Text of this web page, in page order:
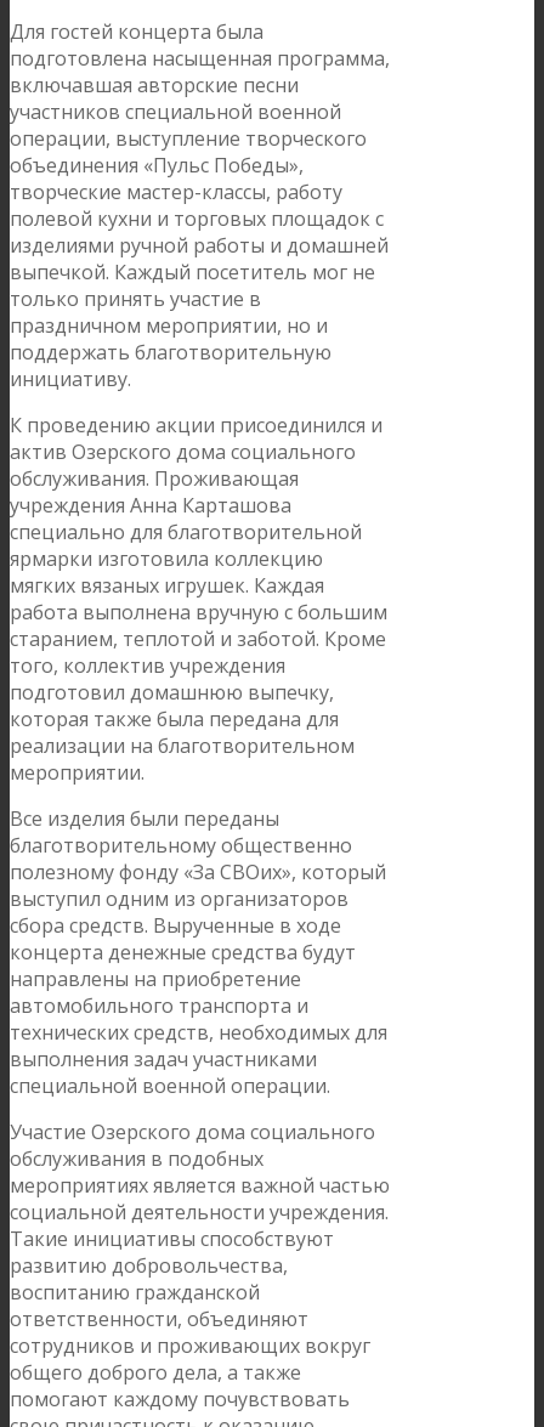
Для гостей концерта была
подготовлена насыщенная программа,
включавшая авторские песни
участников специальной военной
операции, выступление творческого
объединения «Пульс Победы»,
творческие мастер-классы, работу
полевой кухни и торговых площадок с
изделиями ручной работы и домашней
выпечкой. Каждый посетитель мог не
только принять участие в
праздничном мероприятии, но и
поддержать благотворительную
инициативу.
К проведению акции присоединился и
актив Озерского дома социального
обслуживания. Проживающая
учреждения Анна Карташова
специально для благотворительной
ярмарки изготовила коллекцию
мягких вязаных игрушек. Каждая
работа выполнена вручную с большим
старанием, теплотой и заботой. Кроме
того, коллектив учреждения
подготовил домашнюю выпечку,
которая также была передана для
реализации на благотворительном
мероприятии.
Все изделия были переданы
благотворительному общественно
полезному фонду «За СВОих», который
выступил одним из организаторов
сбора средств. Вырученные в ходе
концерта денежные средства будут
направлены на приобретение
автомобильного транспорта и
технических средств, необходимых для
выполнения задач участниками
специальной военной операции.
Участие Озерского дома социального
обслуживания в подобных
мероприятиях является важной частью
социальной деятельности учреждения.
Такие инициативы способствуют
развитию добровольчества,
воспитанию гражданской
ответственности, объединяют
сотрудников и проживающих вокруг
общего доброго дела, а также
помогают каждому почувствовать